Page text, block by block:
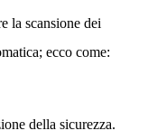
la scansione dei
ecco come:
della sicurezza.